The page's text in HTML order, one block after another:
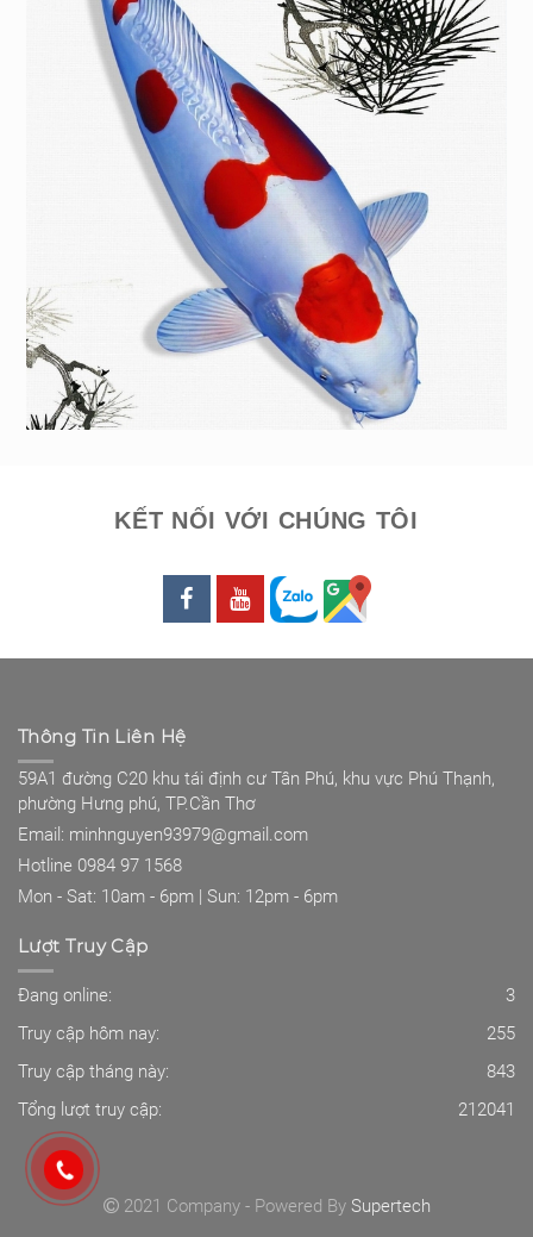
KẾT NỐI VỚI CHÚNG TÔI
Thông Tin Liên Hệ
59A1 đường C20 khu tái định cư Tân Phú, khu vực Phú Thạnh,
phường Hưng phú, TP.Cần Thơ
Email: minhnguyen93979@gmail.com
Hotline 0984 97 1568
Mon - Sat: 10am - 6pm | Sun: 12pm - 6pm
Lượt Truy Cập
Đang online:
3
Truy cập hôm nay:
255
Truy cập tháng này:
843
Tổng lượt truy cập:
212041
2021 Company - Powered By Supertech